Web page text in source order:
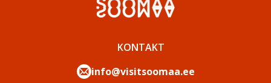
KONTAKT
info@visitsoomaa.ee